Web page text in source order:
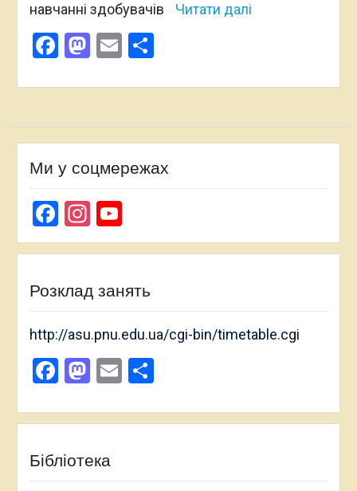
навчанні здобувачів
Читати далі
Facebook
Mastodon
EmailПоділитися
Ми у соцмережах
Facebook
Instagram
YouTube
Channel
Розклад занять
http://asu.pnu.edu.ua/cgi-bin/timetable.cgi
Facebook
Mastodon
EmailПоділитися
Бібліотека